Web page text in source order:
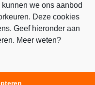
we ons aanbod
Deze cookies
Geef hieronder aan
Meer weten?